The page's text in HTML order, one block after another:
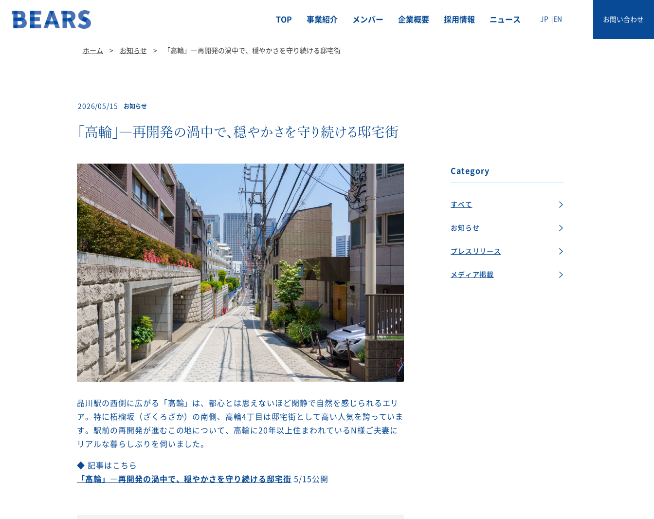
TOP 事業紹介 メンバー 企業概要 採用情報 ニュース EN
JP お問い合わせ
ホーム > お知らせ > 「高輪」―再開発の渦中で、穏やかさを守り続ける邸宅街
2026/05/15 お知らせ
「高輪」―再開発の渦中で、穏やかさを守り続ける邸宅街
品川駅の西側に広がる「高輪」は、都心とは思えないほど閑静で自然を感じられるエリ
ア。特に柘榴坂（ざくろざか）の南側、高輪4丁目は邸宅街として高い人気を誇っていま
す。駅前の再開発が進むこの地について、高輪に20年以上住まわれているN様ご夫妻に
リアルな暮らしぶりを伺いました。
◆ 記事はこちら
「高輪」―再開発の渦中で、穏やかさを守り続ける邸宅街 5/15公開
Category
すべて
お知らせ
プレスリリース
メディア掲載